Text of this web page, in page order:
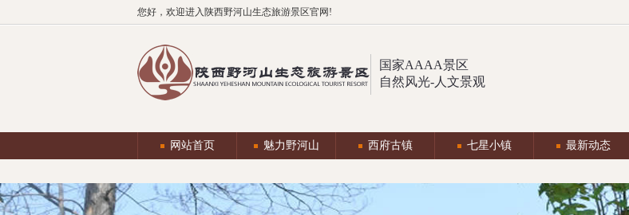
您好，欢迎进入陕西野河山生态旅游景区官网!
国家AAAA景区
自然风光-人文景观
网站首页 魅力野河山 西府古镇 七星小镇 最新动态